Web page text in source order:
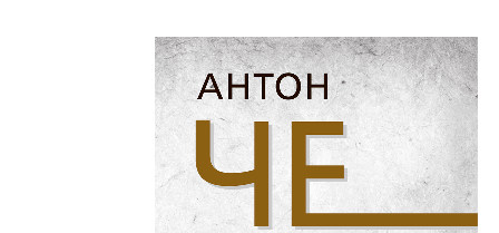
Публицистика